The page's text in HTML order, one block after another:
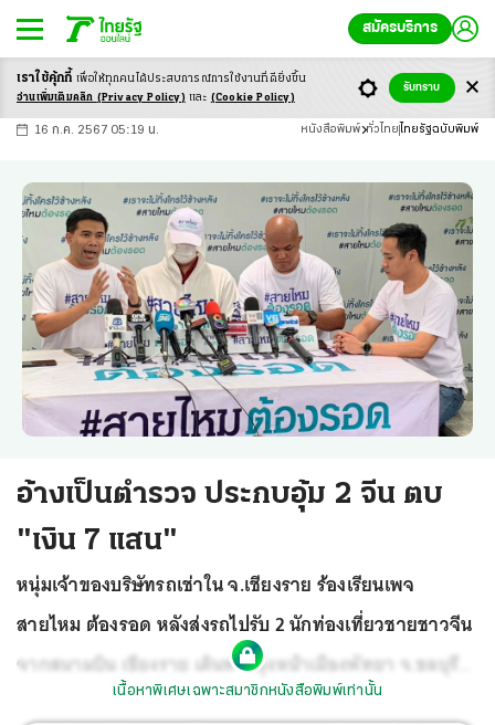
สมัครบริการ
-ก ก ก+
16 ก.ค. 2567 05:19 น. หนังสือพิมพ์ ทั่วไทย ไทยรัฐฉบับพิมพ์
อ้างเป็นตำรวจ ประกบอุ้ม 2 จีน ตบ
"เงิน 7 แสน"
หนุ่มเจ้าของบริษัทรถเช่าใน จ.เชียงราย ร้องเรียนเพจ
สายไหม ต้องรอด หลังส่งรถไปรับ 2 นักท่องเที่ยวชายชาวจีน
จากสนามบิน เชียงราย เดินทางมุ่งหน้าเมืองพัทยา จ.ชลบุรี
ขณะใกล้ถึงจุดหมายถูกกลุ่มชายฉกรรจ์ใช้รถยนต์ 2 คัน ขับ
เนื้อหาพิเศษเฉพาะสมาชิกหนังสือพิมพ์เท่านั้น
เราใช้คุ้กกี้ เพื่อให้ทุกคนได้ประสบการณ์การใช้งานที่ดียิ่งขึ้น
อ่านเพิ่มเติมคลิก (Privacy Policy) และ (Cookie Policy)
รับทราบ